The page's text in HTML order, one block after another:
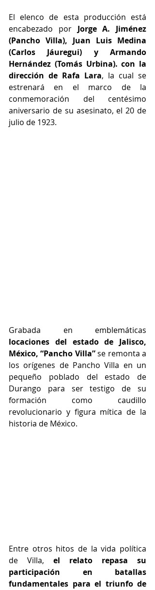
El elenco de esta producción está
encabezado por Jorge A. Jiménez
(Pancho Villa), Juan Luis Medina
(Carlos Jáuregui) y Armando
Hernández (Tomás Urbina). con la
dirección de Rafa Lara, la cual se
estrenará en el marco de la
conmemoración del centésimo
aniversario de su asesinato, el 20 de
julio de 1923.
locaciones del estado de Jalisco,
México, “Pancho Villa”
los orígenes de Pancho Villa en un
pequeño poblado del estado de
Durango para ser testigo de su
formación como caudillo
revolucionario y figura mítica de la
historia de México.
Entre otros hitos de la vida política
de Villa, el relato repasa su
participación en batallas
fundamentales para el triunfo de